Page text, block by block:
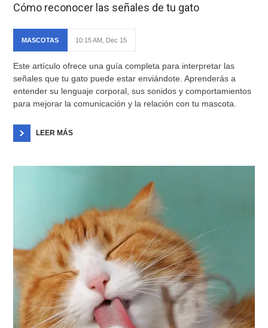
Cómo reconocer las señales de tu gato
MASCOTAS 10:15 AM, Dec 15
Este artículo ofrece una guía completa para interpretar las
señales que tu gato puede estar enviándote. Aprenderás a
entender su lenguaje corporal, sus sonidos y comportamientos
para mejorar la comunicación y la relación con tu mascota.
LEER MÁS